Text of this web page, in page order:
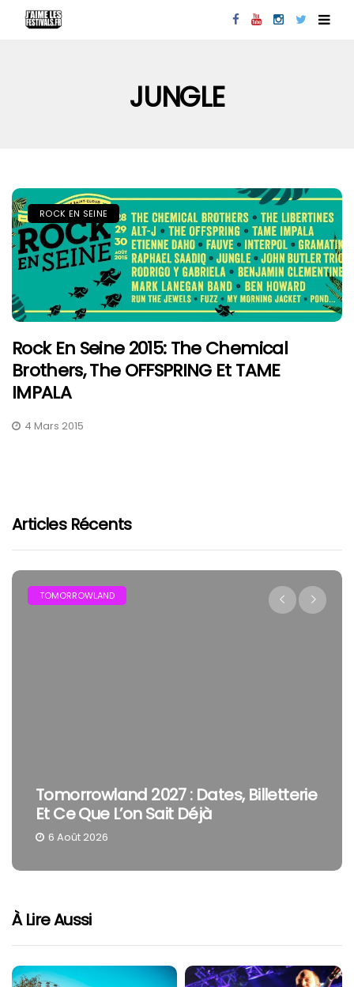
JUNGLE
ROCK EN SEINE
Rock En Seine 2015: The Chemical
Brothers, The OFFSPRING Et TAME
IMPALA
4 Mars 2015
Articles Récents
TOMORROWLAND
Tomorrowland 2027 : Dates, Billetterie
Et Ce Que L’on Sait Déjà
6 Août 2026
À Lire Aussi